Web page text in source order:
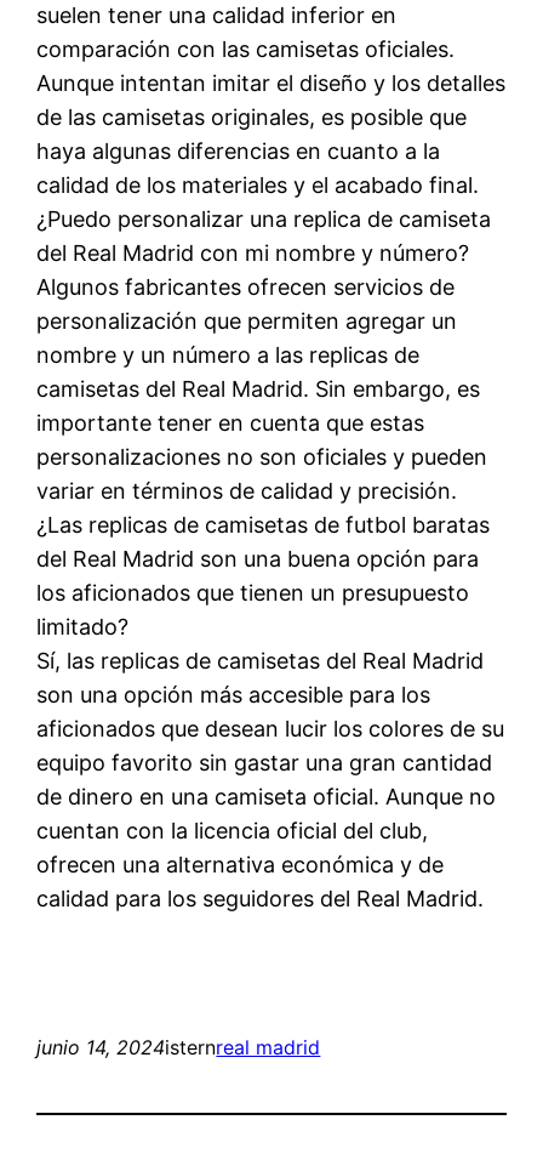
suelen tener una calidad inferior en
comparación con las camisetas oficiales.
Aunque intentan imitar el diseño y los detalles
de las camisetas originales, es posible que
haya algunas diferencias en cuanto a la
calidad de los materiales y el acabado final.
¿Puedo personalizar una replica de camiseta
del Real Madrid con mi nombre y número?
Algunos fabricantes ofrecen servicios de
personalización que permiten agregar un
nombre y un número a las replicas de
camisetas del Real Madrid. Sin embargo, es
importante tener en cuenta que estas
personalizaciones no son oficiales y pueden
variar en términos de calidad y precisión.
¿Las replicas de camisetas de futbol baratas
del Real Madrid son una buena opción para
los aficionados que tienen un presupuesto
limitado?
Sí, las replicas de camisetas del Real Madrid
son una opción más accesible para los
aficionados que desean lucir los colores de su
equipo favorito sin gastar una gran cantidad
de dinero en una camiseta oficial. Aunque no
cuentan con la licencia oficial del club,
ofrecen una alternativa económica y de
calidad para los seguidores del Real Madrid.
junio 14, 2024isternreal madrid